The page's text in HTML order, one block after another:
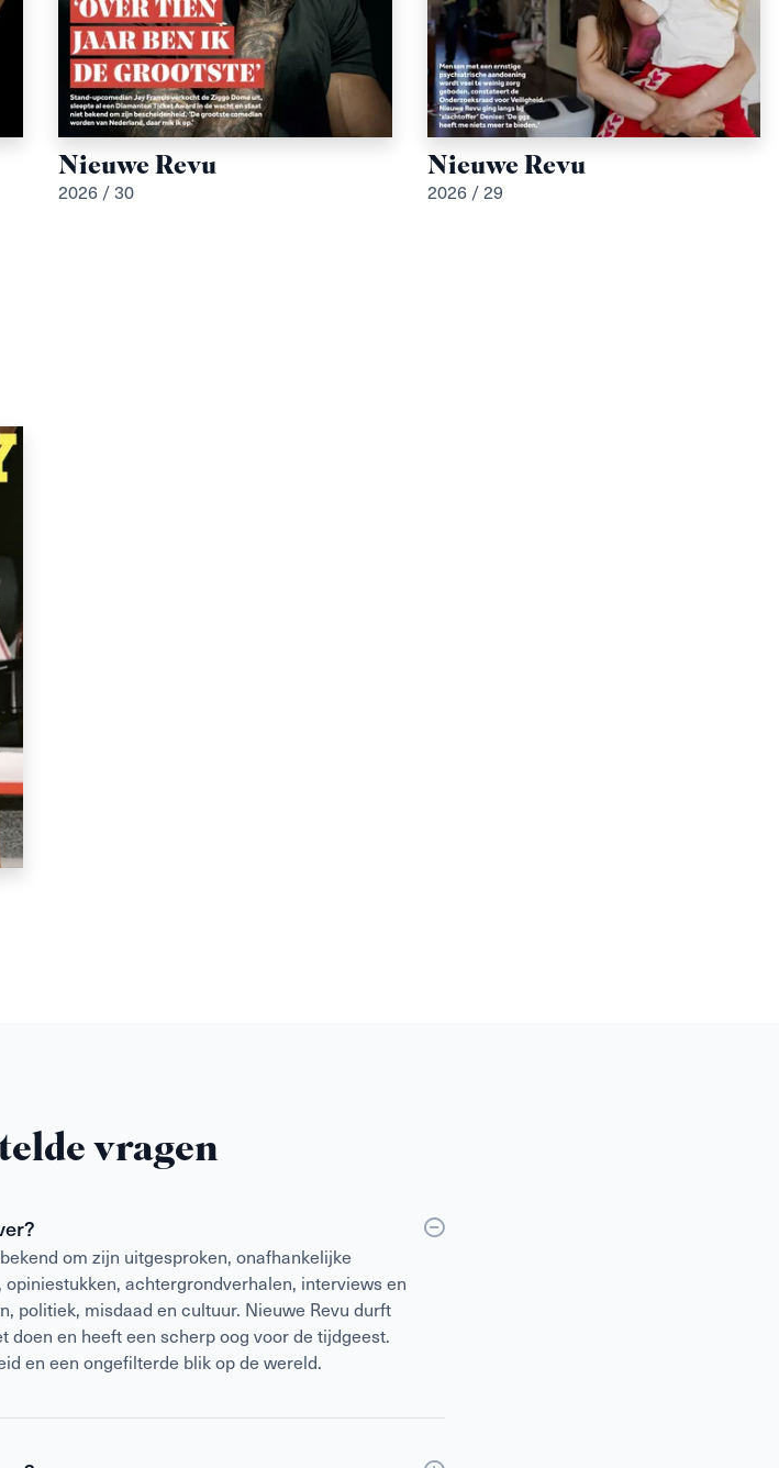
Nieuwe Revu
2026 / 30
Nieuwe Revu
2026 / 29
vragen
om zijn uitgesproken, onafhankelijke
achtergrondverhalen, interviews en
politiek, misdaad en cultuur. Nieuwe Revu durft
en heeft een scherp oog voor de tijdgeest.
en een ongefilterde blik op de wereld.